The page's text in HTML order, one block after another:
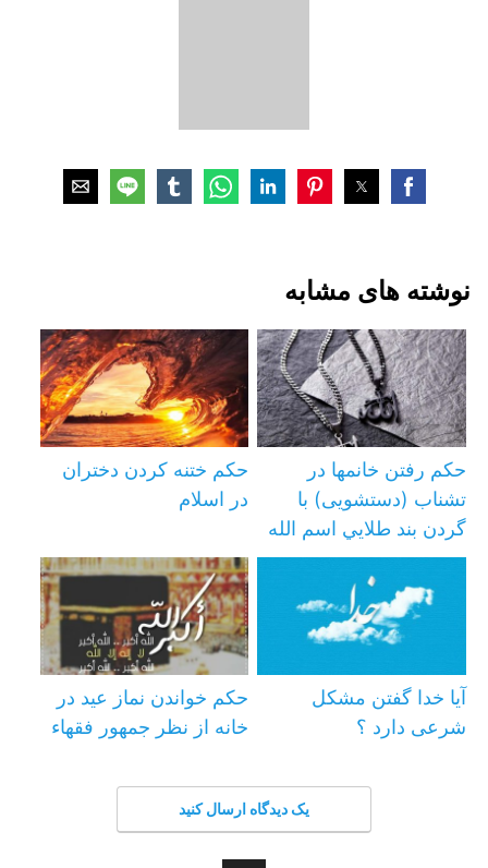
نوشته های مشابه
حکم رفتن خانمها در
تشناب (دستشویی) با
گردن بند طلايي اسم الله
حکم ختنه کردن دختران
در اسلام
آیا خدا گفتن مشکل
شرعی دارد ؟‌
حكم خواندن نماز عيد در
خانه از نظر جمهور فقهاء
یک دیدگاه ارسال کنید